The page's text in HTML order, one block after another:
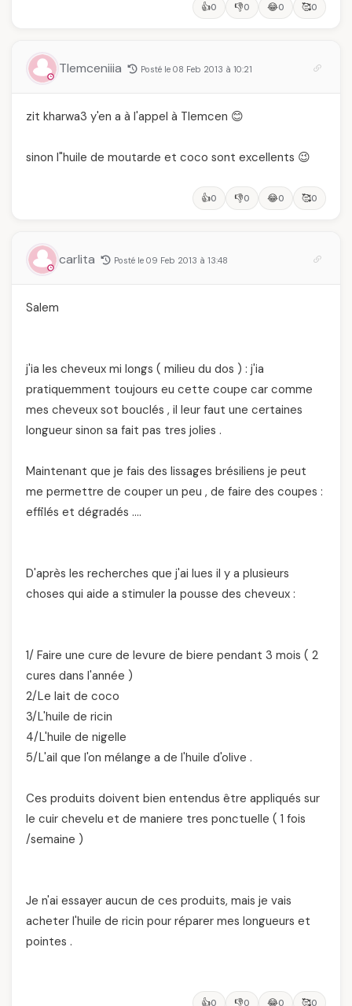
👍0 👎0 😂0 🥰0
Tlemceniiia Posté le 08 Feb 2013 à 10:21
zit kharwa3 y'en a à l'appel à Tlemcen 😊
sinon l"huile de moutarde et coco sont excellents 😉
👍0 👎0 😂0 🥰0
carlita Posté le 09 Feb 2013 à 13:48
Salem
j'ia les cheveux mi longs ( milieu du dos ) : j'ia
pratiquemment toujours eu cette coupe car comme
mes cheveux sot bouclés , il leur faut une certaines
longueur sinon sa fait pas tres jolies .
Maintenant que je fais des lissages brésiliens je peut
me permettre de couper un peu , de faire des coupes :
effilés et dégradés ….
D'après les recherches que j'ai lues il y a plusieurs
choses qui aide a stimuler la pousse des cheveux :
1/ Faire une cure de levure de biere pendant 3 mois ( 2
cures dans l'année )
2/Le lait de coco
3/L'huile de ricin
4/L'huile de nigelle
5/L'ail que l'on mélange a de l'huile d'olive .
Ces produits doivent bien entendus être appliqués sur
le cuir chevelu et de maniere tres ponctuelle ( 1 fois
/semaine )
Je n'ai essayer aucun de ces produits, mais je vais
acheter l'huile de ricin pour réparer mes longueurs et
pointes .
👍0 👎0 😂0 🥰0